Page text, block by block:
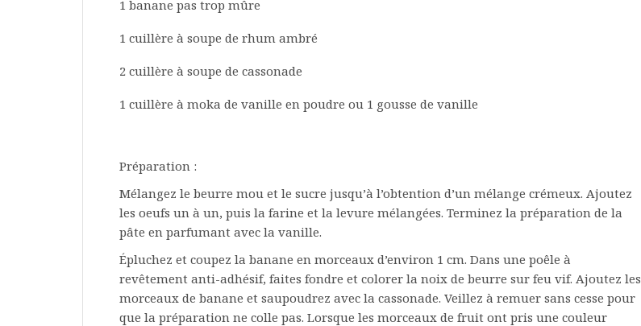
1 banane pas trop mûre
1 cuillère à soupe de rhum ambré
2 cuillère à soupe de cassonade
1 cuillère à moka de vanille en poudre ou 1 gousse de vanille
Préparation :
Mélangez le beurre mou et le sucre jusqu’à l’obtention d’un mélange crémeux. Ajoutez
les oeufs un à un, puis la farine et la levure mélangées. Terminez la préparation de la
pâte en parfumant avec la vanille.
Épluchez et coupez la banane en morceaux d’environ 1 cm. Dans une poêle à
revêtement anti-adhésif, faites fondre et colorer la noix de beurre sur feu vif. Ajoutez les
morceaux de banane et saupoudrez avec la cassonade. Veillez à remuer sans cesse pour
que la préparation ne colle pas. Lorsque les morceaux de fruit ont pris une couleur